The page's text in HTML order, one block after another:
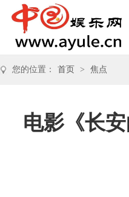
您的位置： 首页 > 焦点
电影《长